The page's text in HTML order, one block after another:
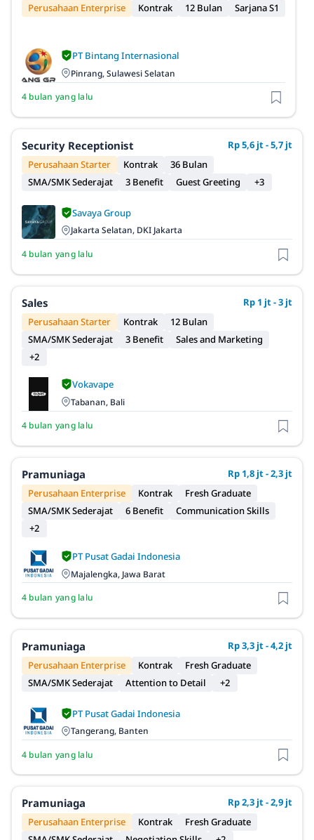
Perusahaan Enterprise
Kontrak 12 Bulan Sarjana S1
PT Bintang Internasional
Pinrang, Sulawesi Selatan
4 bulan yang lalu
Security Receptionist
Rp 5,6 jt - 5,7 jt
Perusahaan Starter
Kontrak
36 Bulan
SMA/SMK Sederajat
3 Benefit Guest Greeting +3
Savaya Group
Jakarta Selatan, DKI Jakarta
4 bulan yang lalu
Sales
Rp 1 jt - 3 jt
Perusahaan Starter
Kontrak
12 Bulan
SMA/SMK Sederajat
3 Benefit
Sales and Marketing
+2
Vokavape
Tabanan, Bali
4 bulan yang lalu
Pramuniaga
Rp 1,8 jt - 2,3 jt
Perusahaan Enterprise
Kontrak
Fresh Graduate
SMA/SMK Sederajat
6 Benefit
Communication Skills
+2
PT Pusat Gadai Indonesia
Majalengka, Jawa Barat
4 bulan yang lalu
Pramuniaga
Rp 3,3 jt - 4,2 jt
Perusahaan Enterprise
Kontrak
Fresh Graduate
SMA/SMK Sederajat
Attention to Detail +2
PT Pusat Gadai Indonesia
Tangerang, Banten
4 bulan yang lalu
Pramuniaga
Rp 2,3 jt - 2,9 jt
Perusahaan Enterprise
Kontrak
Fresh Graduate